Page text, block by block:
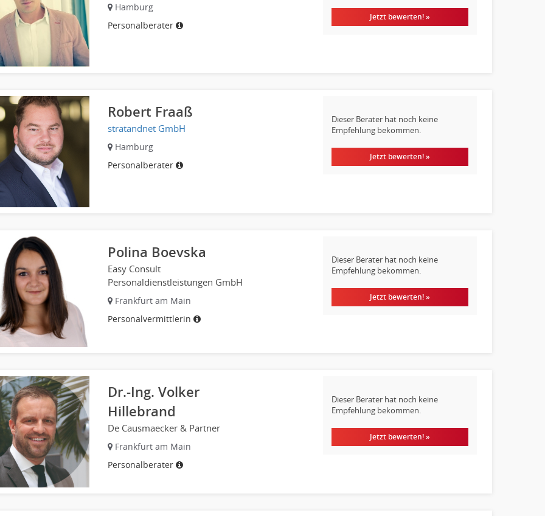
Hamburg
Personalberater
Jetzt bewerten! »
Robert Fraaß
stratandnet GmbH
Hamburg
Personalberater
Dieser Berater hat noch keine
Empfehlung bekommen.
Jetzt bewerten! »
Polina Boevska
Easy Consult
Personaldienstleistungen GmbH
Frankfurt am Main
Personalvermittlerin
Dieser Berater hat noch keine
Empfehlung bekommen.
Jetzt bewerten! »
Dr.-Ing. Volker
Hillebrand
De Causmaecker & Partner
Frankfurt am Main
Personalberater
Dieser Berater hat noch keine
Empfehlung bekommen.
Jetzt bewerten! »